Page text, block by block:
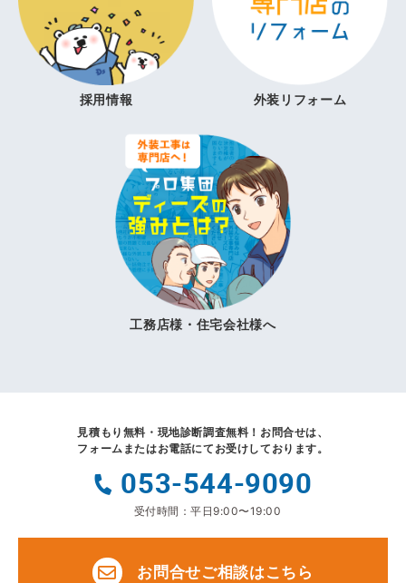
採用情報 外装リフォーム
工務店様・住宅会社様へ
見積もり無料・現地診断調査無料！ お問合せは、
フォームまたはお電話にてお受けしております。
053-544-9090
受付時間：平日9:00〜19:00
お問合せご相談はこちら